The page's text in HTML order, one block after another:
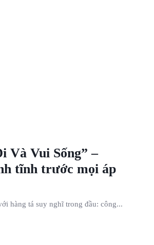
Và Vui Sống” –
tĩnh trước mọi áp
hàng tá suy nghĩ trong đầu: công...